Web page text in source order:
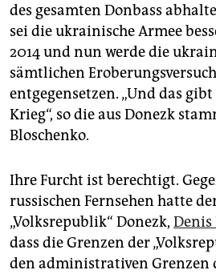
des gesamten Donbass
sei die ukrainische Armee
2014 und nun werde die
sämtlichen
entgegensetzen. „Und das
Krieg“, so die aus Donezk
Bloschenko.
Ihre Furcht ist berechtigt.
russischen Fernsehen hatte
„Volksrepublik“ Donezk, Denis
dass die Grenzen der
den administrativen Grenzen